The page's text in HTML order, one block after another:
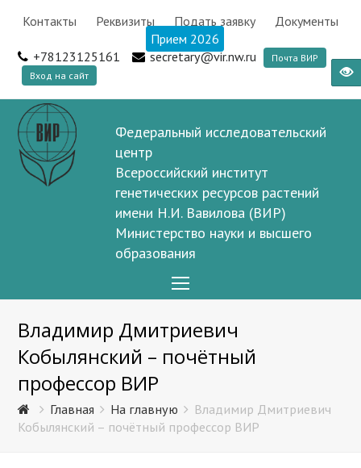
Контакты Реквизиты Подать заявку
Документы
Прием 2026
+78123125161
secretary@vir.nw.ru
Почта ВИР
Вход на сайт
Федеральный исследовательский
центр
Всероссийский институт
генетических ресурсов растений
имени Н.И. Вавилова (ВИР)
Министерство науки и высшего
образования
Menu
Владимир Дмитриевич
Кобылянский – почётный
профессор ВИР
Главная На главную
Владимир Дмитриевич
Кобылянский – почётный профессор ВИР